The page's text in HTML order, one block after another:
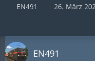
EN491 26. März
EN491